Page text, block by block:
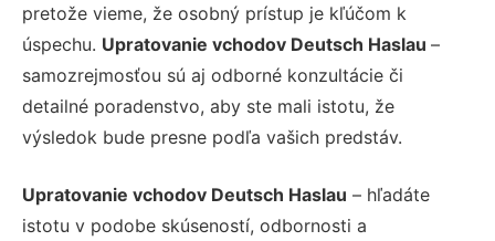
pretože vieme, že osobný prístup je kľúčom k
úspechu. Upratovanie vchodov Deutsch Haslau –
samozrejmosťou sú aj odborné konzultácie či
detailné poradenstvo, aby ste mali istotu, že
výsledok bude presne podľa vašich predstáv.
Upratovanie vchodov Deutsch Haslau – hľadáte
istotu v podobe skúseností, odbornosti a